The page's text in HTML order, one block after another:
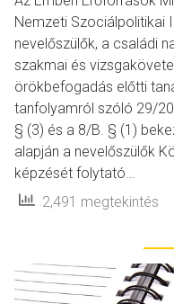
Nemzeti Szociálpolitikai
nevelőszülők, a családi
szakmai és
örökbefogadás előtti
tanfolyamról szóló 29/
§ (3) és a 8/B. § (1)
alapján a nevelőszülők
képzését folytató…
2,491 megtekintés